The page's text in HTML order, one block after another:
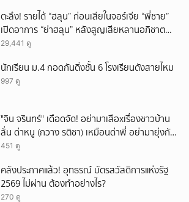
ตะลึง! รายได้ “ฮลุน” ก่อนเสียในจอร์เจีย “พี่ชาย”
เปิดอาการ “ย่าฮลุน” หลังสูญเสียหลานอภิชาต
บุตร!
29,441 ดู
นักเรียน ม.4 กอดกันดิ่งชั้น 6 โรงเรียนดังสายไหม
997 ดู
ั่"จิน จรินทร์" เดือดจัด! อย่ามาเสือxเรื่องชาวบ้าน
ลั่น ด่าหนู (กวาง รติชา) เหมือนด่าพี่ อย่ามายุ่งกับ
คนของผม จบ!!!
451 ดู
คลังประกาศแล้ว! อุทธรณ์ บัตรสวัสดิการแห่งรัฐ
2569 ไม่ผ่าน ต้องทำอย่างไร?
270 ดู